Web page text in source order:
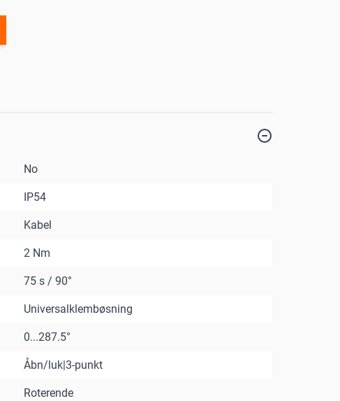
No
IP54
Kabel
2 Nm
75 s / 90°
Universalklembøsning
0...287.5°
Åbn/luk|3-punkt
Roterende